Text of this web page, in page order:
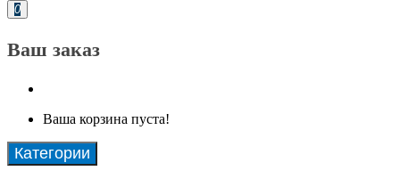
0
Ваш заказ
Ваша корзина пуста!
Категории